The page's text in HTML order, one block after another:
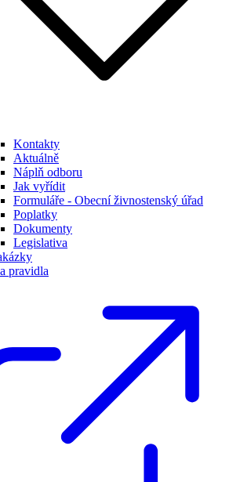
Kontakty
Aktuálně
Náplň odboru
Jak vyřídit
Formuláře - Obecní živnostenský úřad
Poplatky
Dokumenty
Legislativa
pravidla